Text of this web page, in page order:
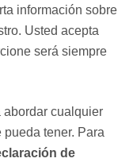
información sobre
Usted acepta
será siempre
abordar cualquier
tener. Para
de